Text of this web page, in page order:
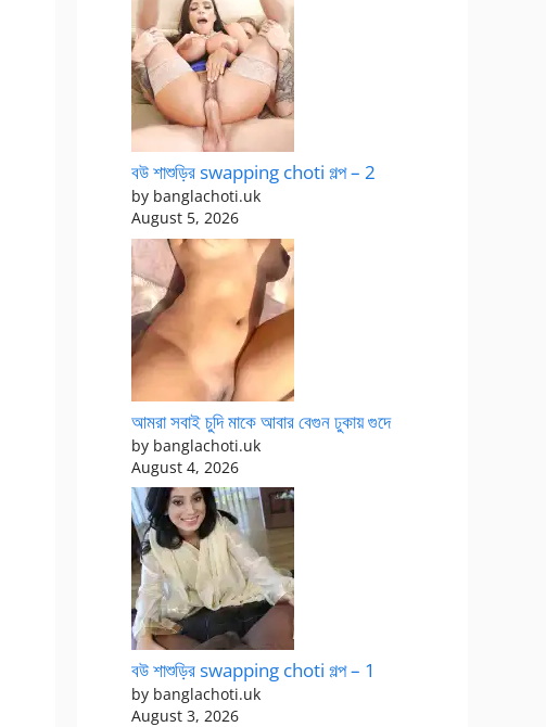
বউ শাশুড়ির swapping choti গল্প – 2
by banglachoti.uk
August 5, 2026
আমরা সবাই চুদি মাকে আবার বেগুন ঢুকায় গুদে
by banglachoti.uk
August 4, 2026
বউ শাশুড়ির swapping choti গল্প – 1
by banglachoti.uk
August 3, 2026